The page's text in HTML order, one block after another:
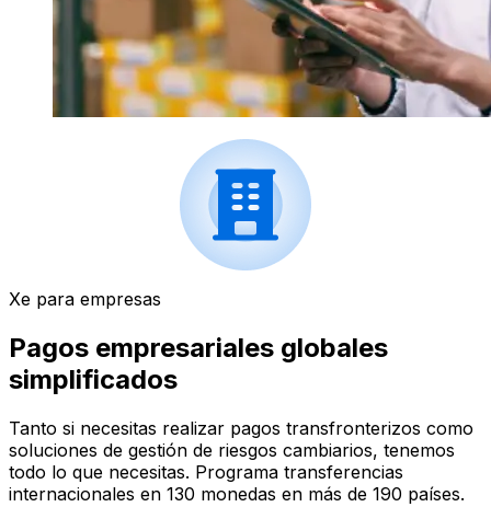
Xe para empresas
Pagos empresariales globales
simplificados
Tanto si necesitas realizar pagos transfronterizos como
soluciones de gestión de riesgos cambiarios, tenemos
todo lo que necesitas. Programa transferencias
internacionales en 130 monedas en más de 190 países.